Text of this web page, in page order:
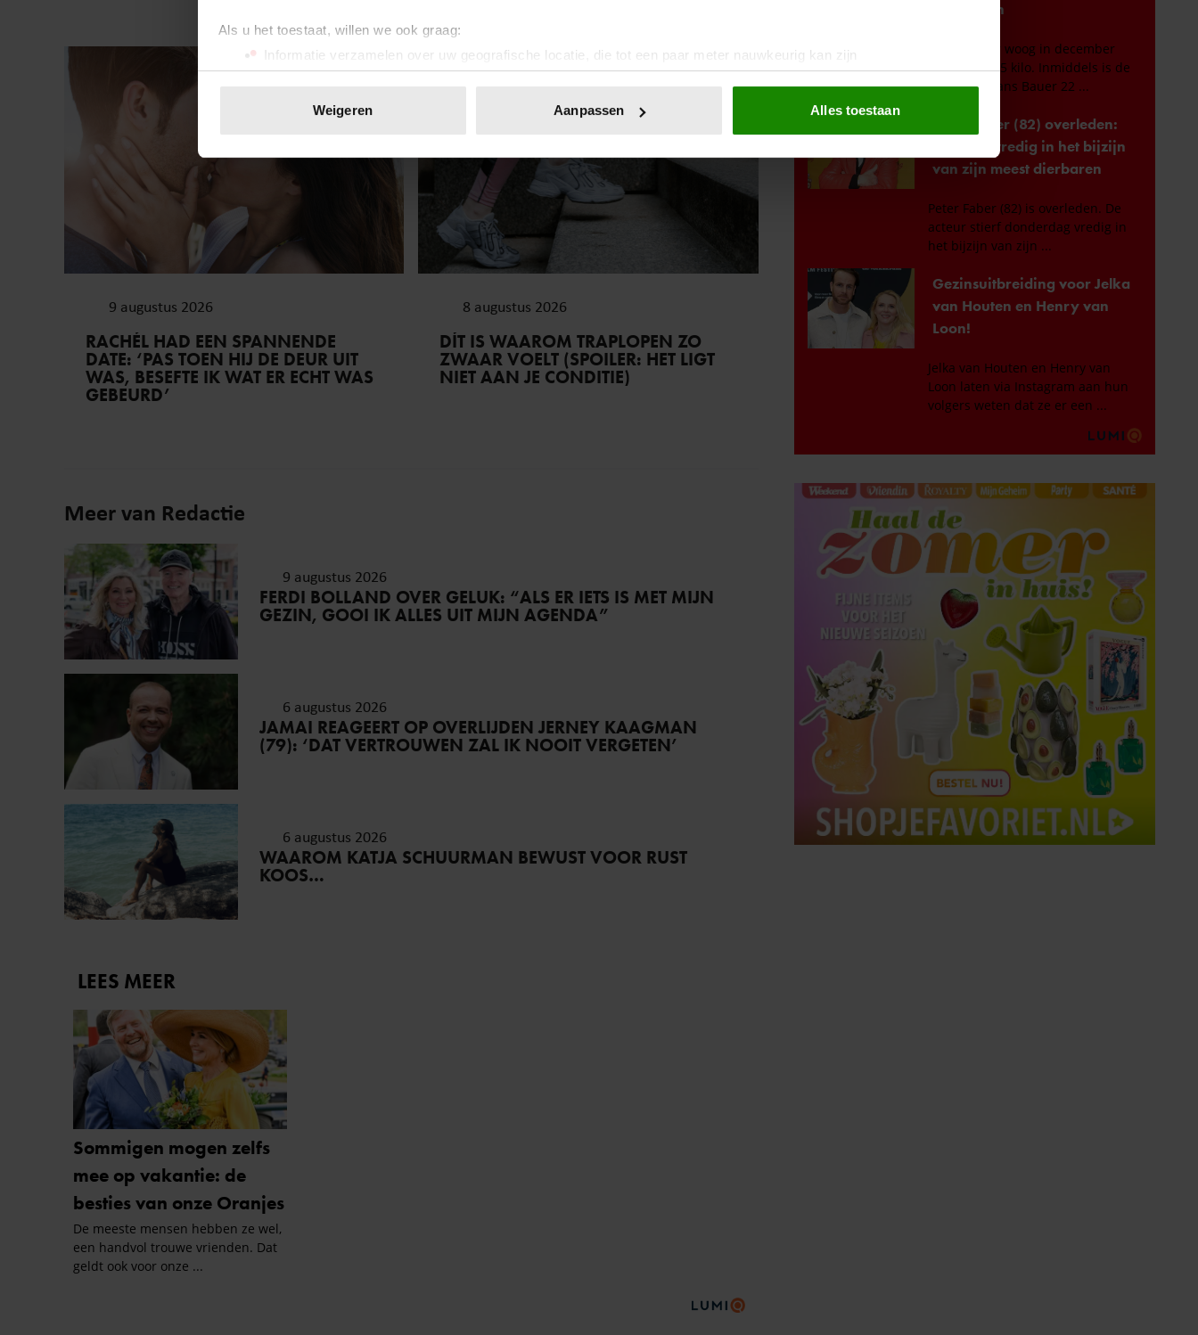
Als u het toestaat, willen we ook graag:
Informatie verzamelen over uw geografische locatie, die tot een paar meter nauwkeurig kan zijn
Uw apparaat identificeren door het actief te scannen op specifieke eigenschappen (fingerprinting)
toestemming op elk moment wijzigen of intrekken in de Cookieverklaring.
We gebruiken cookies om content en advertenties te personaliseren, om functies voor social media te bieden en om ons
websiteverkeer te analyseren. Ook delen we informatie over uw gebruik van onze site met onze partners voor social
media, adverteren en analyse. Deze partners kunnen deze gegevens combineren met andere informatie die u aan ze heeft
verstrekt of die ze hebben verzameld op basis van uw gebruik van hun services. U gaat akkoord met onze cookies als u
onze website blijft gebruiken.
Weigeren Aanpassen Alles toestaan
Vriendin
9 augustus 2026
RACHÉL HAD EEN SPANNENDE
DATE: ‘PAS TOEN HIJ DE DEUR UIT
WAS, BESEFTE IK WAT ER ECHT WAS
GEBEURD’
Sante
8 augustus 2026
DÍT IS WAAROM TRAPLOPEN ZO
ZWAAR VOELT (SPOILER: HET LIGT
NIET AAN JE CONDITIE)
Meer van Redactie
9 augustus 2026
FERDI BOLLAND OVER GELUK: “ALS ER IETS IS MET MIJN
GEZIN, GOOI IK ALLES UIT MIJN AGENDA”
6 augustus 2026
JAMAI REAGEERT OP OVERLIJDEN JERNEY KAAGMAN
(79): ‘DAT VERTROUWEN ZAL IK NOOIT VERGETEN’
6 augustus 2026
WAAROM KATJA SCHUURMAN BEWUST VOOR RUST
KOOS…